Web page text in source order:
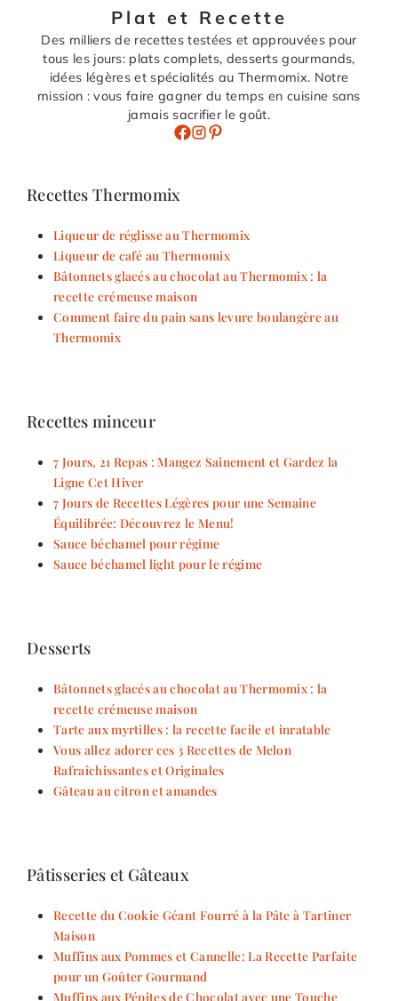
Plat et Recette
Des milliers de recettes testées et approuvées pour
tous les jours: plats complets, desserts gourmands,
idées légères et spécialités au Thermomix. Notre
mission : vous faire gagner du temps en cuisine sans
jamais sacrifier le goût.
Recettes Thermomix
Liqueur de réglisse au Thermomix
Liqueur de café au Thermomix
Bâtonnets glacés au chocolat au Thermomix : la
recette crémeuse maison
Comment faire du pain sans levure boulangère au
Thermomix
Recettes minceur
7 Jours, 21 Repas : Mangez Sainement et Gardez la
Ligne Cet Hiver
7 Jours de Recettes Légères pour une Semaine
Équilibrée: Découvrez le Menu!
Sauce béchamel pour régime
Sauce béchamel light pour le régime
Desserts
Bâtonnets glacés au chocolat au Thermomix : la
recette crémeuse maison
Tarte aux myrtilles : la recette facile et inratable
Vous allez adorer ces 3 Recettes de Melon
Rafraîchissantes et Originales
Gâteau au citron et amandes
Pâtisseries et Gâteaux
Recette du Cookie Géant Fourré à la Pâte à Tartiner
Maison
Muffins aux Pommes et Cannelle: La Recette Parfaite
pour un Goûter Gourmand
Muffins aux Pépites de Chocolat avec une Touche